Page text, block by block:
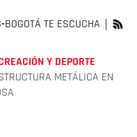
BOGOTÁ TE ESCUCHA
Y DEPORTE
METÁLICA EN